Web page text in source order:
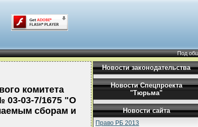
Под
комитета
03-03-7/1675 "О
сборам и
Новости законодательства
Новости Спецпроекта
"Тюрьма"
Новости сайта
Право РБ 2013